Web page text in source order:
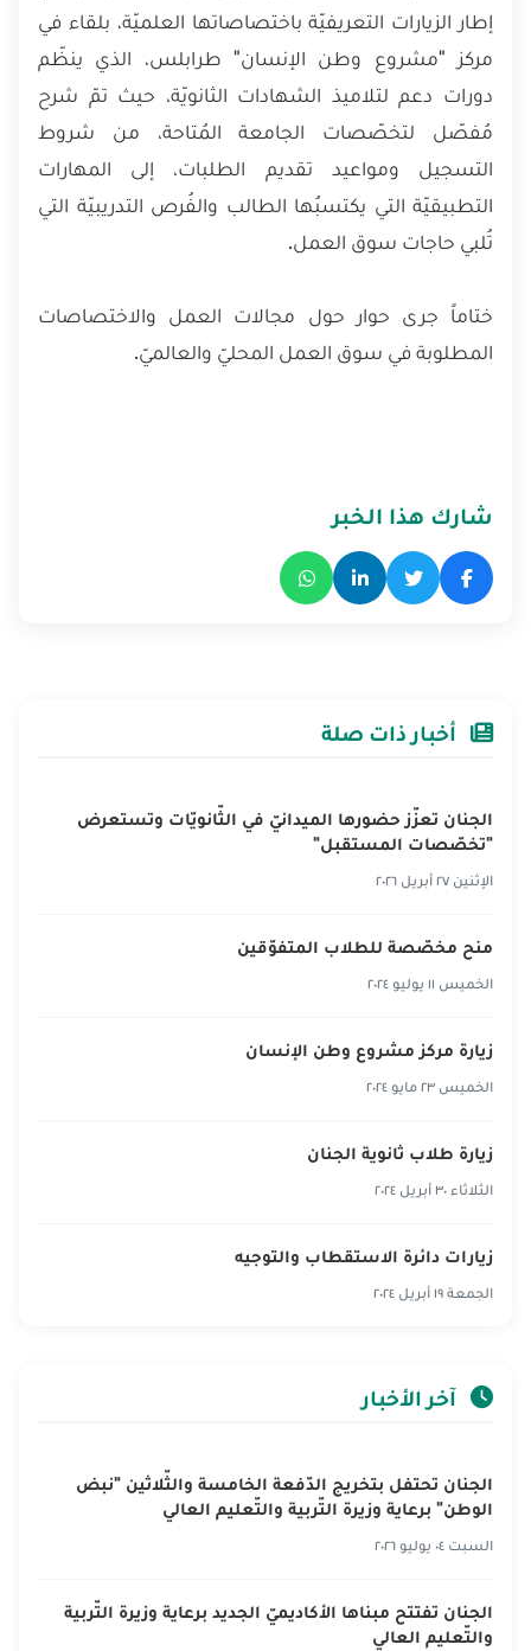
إطار الزيارات التعريفيّة باختصاصاتها العلميّة، بلقاء في
مركز "مشروع وطن الإنسان" طرابلس، الذي ينظّم
دورات دعم لتلاميذ الشهادات الثانويّة، حيث تمّ شرح
مُفصّل لتخصّصات الجامعة المُتاحة، من شروط
التسجيل ومواعيد تقديم الطلبات، إلى المهارات
التطبيقيّة التي يكتسبُها الطالب والفُرص التدريبيّة التي
تُلبي حاجات سوق العمل.
ختاماً جرى حوار حول مجالات العمل والاختصاصات
المطلوبة في سوق العمل المحليّ والعالميّ.
شارك هذا الخبر
أخبار ذات صلة
الجنان تعزّز حضورها الميدانيّ في الثّانويّات وتستعرض
"تخصّصات المستقبل"
الإثنين ٢٧ أبريل ٢٠٢٦
منح مخصّصة للطلاب المتفوّقين
الخميس ١١ يوليو ٢٠٢٤
زيارة مركز مشروع وطن الإنسان
الخميس ٢٣ مايو ٢٠٢٤
زيارة طلاب ثانوية الجنان‎
الثلاثاء ٣٠ أبريل ٢٠٢٤
زيارات دائرة الاستقطاب والتوجيه
الجمعة ١٩ أبريل ٢٠٢٤
آخر الأخبار
الجنان تحتفل بتخريج الدّفعة الخامسة والثّلاثين "نبض
الوطن" برعاية وزيرة التّربية والتّعليم العالي
السبت ٠٤ يوليو ٢٠٢٦
الجنان تفتتح مبناها الأكاديميّ الجديد برعاية وزيرة التّربية
والتّعليم العالي